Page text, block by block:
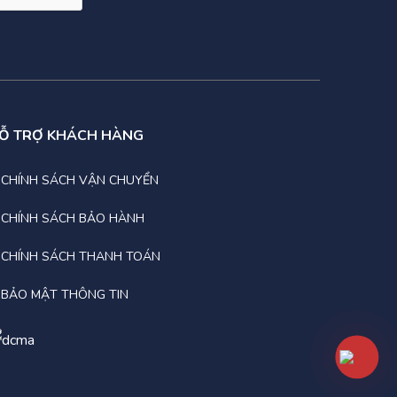
TRỢ KHÁCH HÀNG
CHÍNH SÁCH VẬN CHUYỂN
CHÍNH SÁCH BẢO HÀNH
CHÍNH SÁCH THANH TOÁN
BẢO MẬT THÔNG TIN